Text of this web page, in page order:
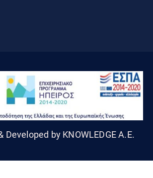
Developed by KNOWLEDGE A.E.